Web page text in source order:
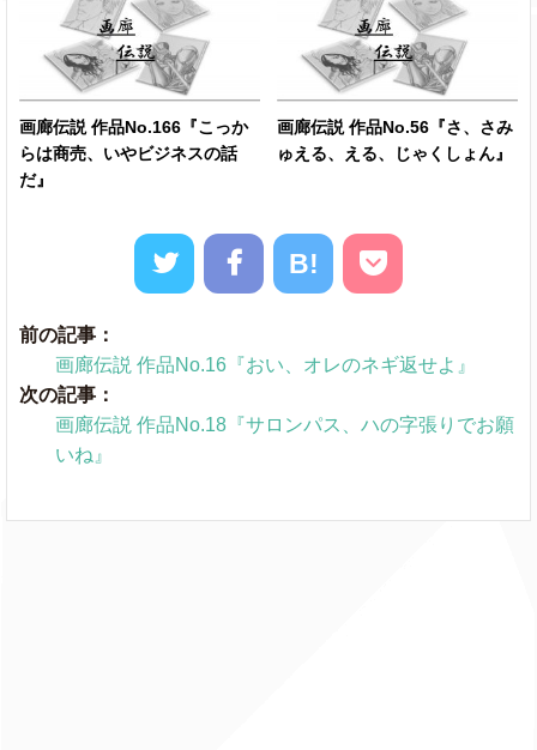
画廊伝説 作品No.166『こっか
らは商売、いやビジネスの話
だ』
画廊伝説 作品No.56『さ、さみ
ゅえる、える、じゃくしょん』
B!
前の記事：
画廊伝説 作品No.16『おい、オレのネギ返せよ』
次の記事：
画廊伝説 作品No.18『サロンパス、ハの字張りでお願
いね』